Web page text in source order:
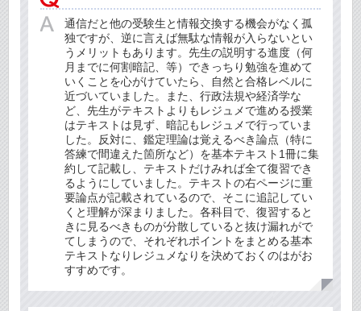
通信だと他の受験生と情報交換する機会がなく孤
独ですが、逆に言えば無駄な情報が入らないとい
うメリットもあります。先生の説明する進度（何
月までに何割暗記、等）できっちり勉強を進めて
いくことを心がけていたら、自然と合格レベルに
近づいていました。また、行政法規や経済学な
ど、先生がテキストよりもレジュメで進める授業
はテキストは見ず、暗記もレジュメで行っていま
した。反対に、鑑定理論は覚えるべき論点（特に
答練で間違えた箇所など）を基本テキスト1冊に集
約して記載し、テキストだけみれば全て復習でき
るようにしていました。テキストの右ページに重
要論点が記載されているので、そこに追記してい
くと理解が深まりました。各科目で、復習すると
きに見るべきものが分散していると抜け漏れがで
てしまうので、それぞれポイントをまとめる基本
テキストなりレジュメなりを決めておくのはがお
すすめです。